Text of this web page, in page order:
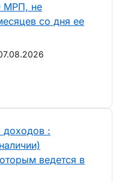
МРП, не
со дня ее
доходов :
ведется в